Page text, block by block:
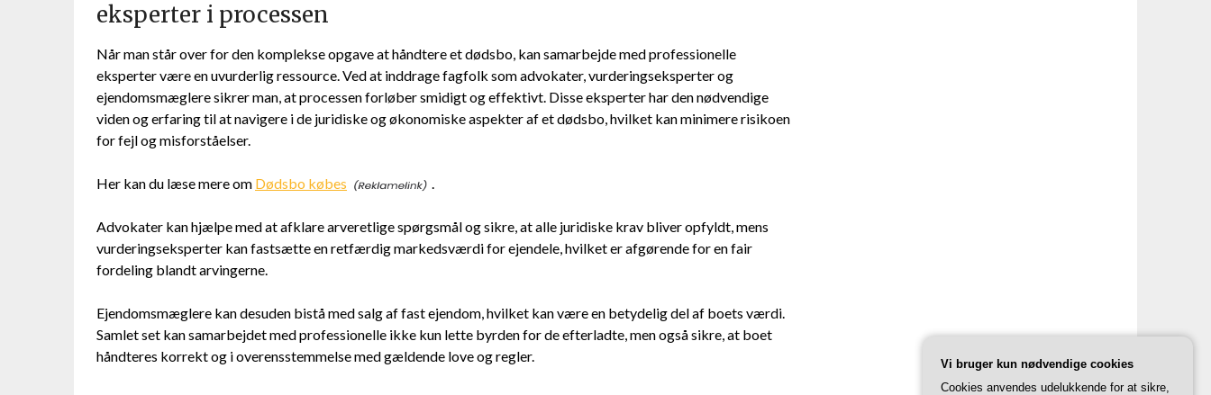
eksperter i processen
Når man står over for den komplekse opgave at håndtere et dødsbo, kan samarbejde med professionelle
eksperter være en uvurderlig ressource. Ved at inddrage fagfolk som advokater, vurderingseksperter og
ejendomsmæglere sikrer man, at processen forløber smidigt og effektivt. Disse eksperter har den nødvendige
viden og erfaring til at navigere i de juridiske og økonomiske aspekter af et dødsbo, hvilket kan minimere risikoen
for fejl og misforståelser.
Her kan du læse mere om Dødsbo købes .
Advokater kan hjælpe med at afklare arveretlige spørgsmål og sikre, at alle juridiske krav bliver opfyldt, mens
vurderingseksperter kan fastsætte en retfærdig markedsværdi for ejendele, hvilket er afgørende for en fair
fordeling blandt arvingerne.
Ejendomsmæglere kan desuden bistå med salg af fast ejendom, hvilket kan være en betydelig del af boets værdi.
Samlet set kan samarbejdet med professionelle ikke kun lette byrden for de efterladte, men også sikre, at boet
håndteres korrekt og i overensstemmelse med gældende love og regler.
Vi bruger kun nødvendige cookies
Cookies anvendes udelukkende for at sikre,